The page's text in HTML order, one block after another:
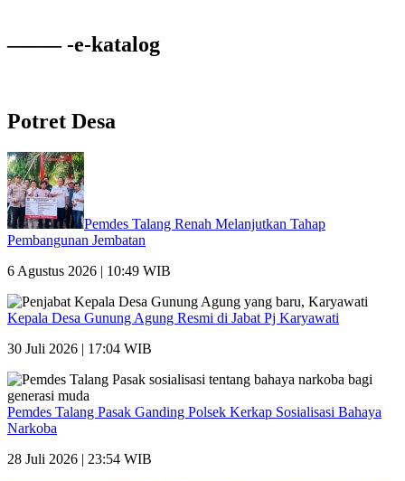
——– -e-katalog
Potret Desa
Pemdes Talang Renah Melanjutkan Tahap
Pembangunan Jembatan
6 Agustus 2026 | 10:49 WIB
Kepala Desa Gunung Agung Resmi di Jabat Pj Karyawati
30 Juli 2026 | 17:04 WIB
Pemdes Talang Pasak Ganding Polsek Kerkap Sosialisasi Bahaya
Narkoba
28 Juli 2026 | 23:54 WIB